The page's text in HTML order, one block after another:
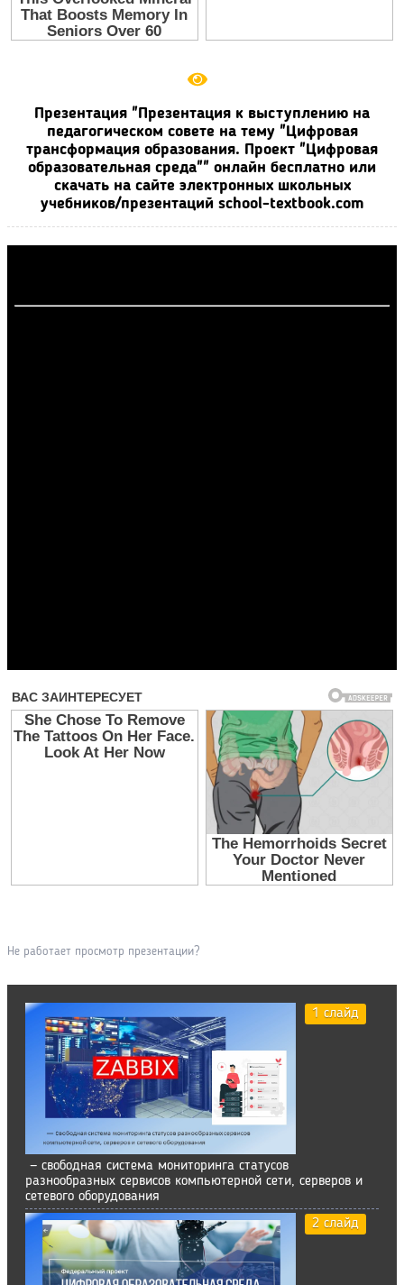
Презентация "Презентация к выступлению на
педагогическом совете на тему "Цифровая
трансформация образования. Проект "Цифровая
образовательная среда"" онлайн бесплатно или
скачать на сайте электронных школьных
учебников/презентаций school-textbook.com
Не работает просмотр презентации?
1 слайд
— свободная система мониторинга статусов
разнообразных сервисов компьютерной сети, серверов и
сетевого оборудования
2 слайд